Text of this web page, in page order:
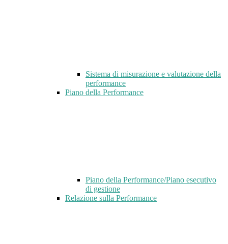
Sistema di misurazione e valutazione della
performance
Piano della Performance
Piano della Performance/Piano esecutivo
di gestione
Relazione sulla Performance